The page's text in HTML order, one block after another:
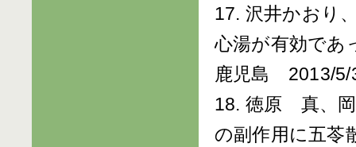
17. 沢井かおり
心湯が有効であ
鹿児島 2013/5/
18. 徳原 真、岡
の副作用に五苓